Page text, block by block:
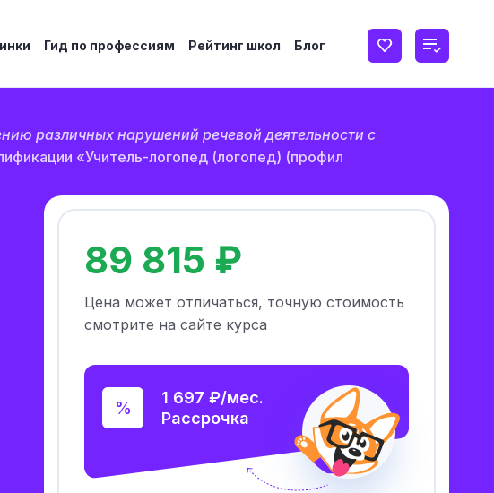
Гид по профессиям Рейтинг школ Блог
различных нарушений речевой деятельности с
«Учитель-логопед (логопед) (профил
89 815 ₽
Цена может отличаться, точную стоимость
смотрите на сайте курса
1 697 ₽/мес.
Рассрочка